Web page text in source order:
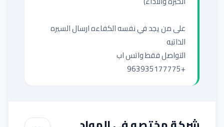
+963935177775